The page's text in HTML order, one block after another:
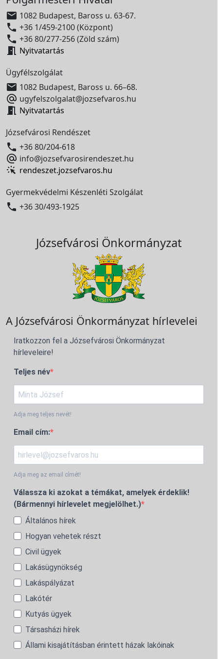
 1082 Budapest, Baross u. 63-67.
 +36 1/459-2100 (Központ)
 +36 80/277-256 (Zöld szám)
 Nyitvatartás
Ügyfélszolgálat
 1082 Budapest, Baross u. 66–68.
 ugyfelszolgalat@jozsefvaros.hu
 Nyitvatartás
Józsefvárosi Rendészet
 +36 80/204-618
 info@jozsefvarosirendeszet.hu
rendeszet.jozsefvaros.hu
Gyermekvédelmi Készenléti Szolgálat
 +36 30/493-1925
Józsefvárosi Önkormányzat
A Józsefvárosi Önkormányzat hírlevelei
Iratkozzon fel a Józsefvárosi Önkormányzat
hírleveleire!
Teljes név
Adja meg teljes nevét!
Email cím:
Adja meg az email címét!
Válassza ki azokat a témákat, amelyek érdeklik!
(Bármennyi hírlevelet megjelölhet.)
Általános hírek
Hogyan vehetek részt
Civil ügyek
Lakásügynökség
Lakáspályázat
Lakótér
Kutyás ügyek
Társasházi hírek
Állami kisajátításban érintett házak lakóinak